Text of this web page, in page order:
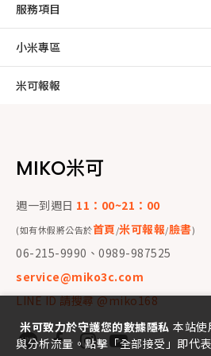
服務項目
小米專區
米可報報
MIKO米可
週一到週日 11：00~21：00
(如有休假將公告於首頁/米可報報/臉書)
06-215-9990、0989-987525
service@miko3c.com
LINE ID 請搜尋 @miko168
米可致力於守護您的數據隱私 本站
與分析流量。點擊「全部接受」即代